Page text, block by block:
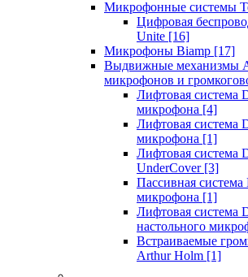
Микрофонные системы
Цифровая
Unite [16]
Микрофоны Biamp [17]
Выдвижные механизмы
микрофонов и
Лифтовая система
микрофона [4]
Лифтовая система
микрофона [1]
Лифтовая система
UnderCover [3]
Пассивная
микрофона [1]
Лифтовая система
настольного
Встраиваемые
Arthur Holm [1]